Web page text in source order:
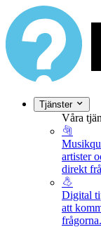
Tjänster
Våra
artister
direkt
Digital
att